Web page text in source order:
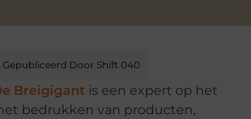
Gepubliceerd Door Shift 040
Breigigant is een expert op het
bedrukken van producten,